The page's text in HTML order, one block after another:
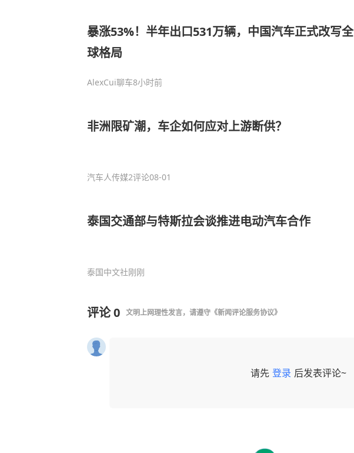
暴涨53%！半年出口531万辆，中国汽车正式改写全
球格局
AlexCui聊车8小时前
非洲限矿潮，车企如何应对上游断供？
汽车人传媒2评论08-01
泰国交通部与特斯拉会谈推进电动汽车合作
泰国中文社刚刚
评论0 文明上网理性发言，请遵守 《新闻评论服务协议》
请先 登录 后发表评论~